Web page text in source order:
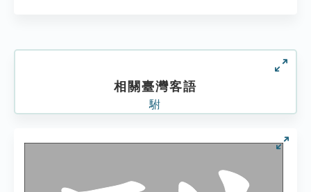
相關臺灣客語
駙